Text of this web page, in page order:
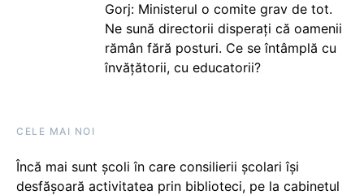
Gorj: Ministerul o comite grav de tot.
Ne sună directorii disperați că oamenii
rămân fără posturi. Ce se întâmplă cu
învățătorii, cu educatorii?
CELE MAI NOI
Încă mai sunt școli în care consilierii școlari își
desfășoară activitatea prin biblioteci, pe la cabinetul